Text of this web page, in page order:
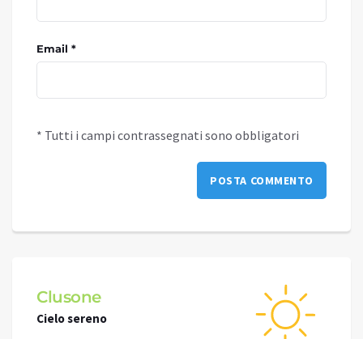
Email *
* Tutti i campi contrassegnati sono obbligatori
Schilpario
Cielo sereno